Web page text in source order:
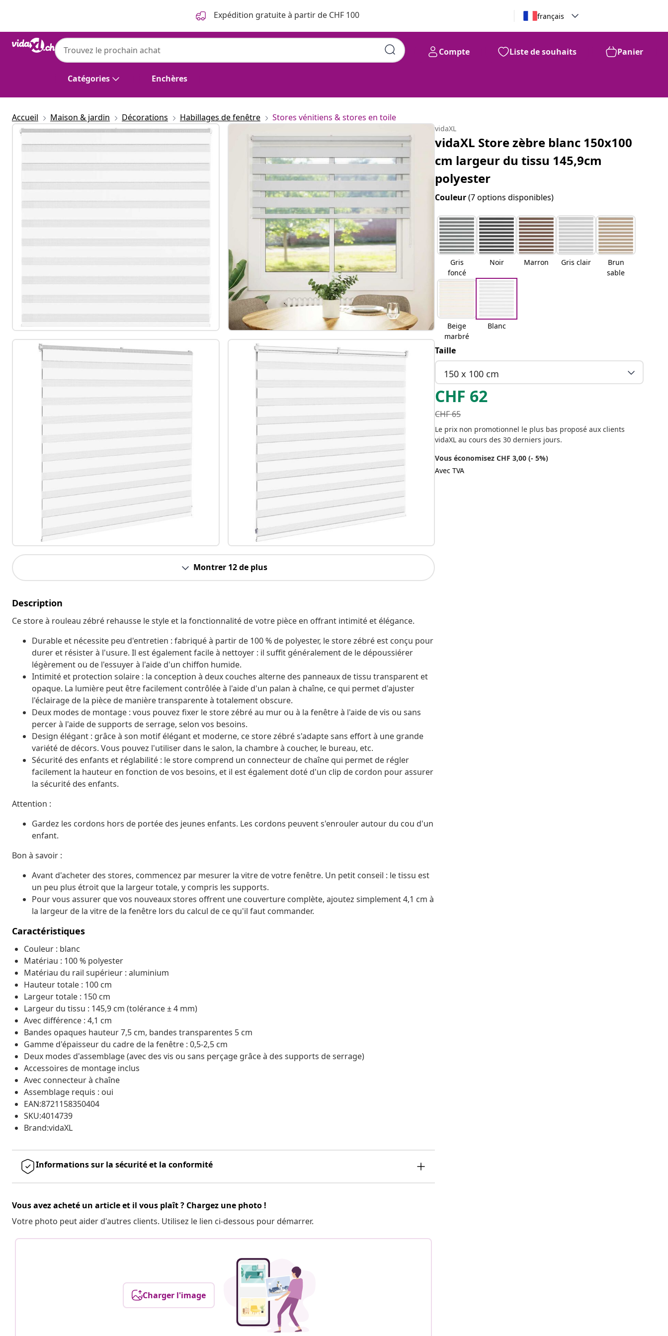
Expédition gratuite à partir de CHF 100 français
Catégories Enchères
Compte Liste de souhaits Panier
Accueil Maison & jardin Décorations Habillages de fenêtre Stores vénitiens & stores en toile
Montrer 12 de plus
Description
Ce store à rouleau zébré rehausse le style et la fonctionnalité de votre pièce en offrant intimité et élégance.
Durable et nécessite peu d'entretien : fabriqué à partir de 100 % de polyester, le store zébré est conçu pour
durer et résister à l'usure. Il est également facile à nettoyer : il suffit généralement de le dépoussiérer
légèrement ou de l'essuyer à l'aide d'un chiffon humide.
Intimité et protection solaire : la conception à deux couches alterne des panneaux de tissu transparent et
opaque. La lumière peut être facilement contrôlée à l'aide d'un palan à chaîne, ce qui permet d'ajuster
l'éclairage de la pièce de manière transparente à totalement obscure.
Deux modes de montage : vous pouvez fixer le store zébré au mur ou à la fenêtre à l'aide de vis ou sans
percer à l'aide de supports de serrage, selon vos besoins.
Design élégant : grâce à son motif élégant et moderne, ce store zébré s'adapte sans effort à une grande
variété de décors. Vous pouvez l'utiliser dans le salon, la chambre à coucher, le bureau, etc.
Sécurité des enfants et réglabilité : le store comprend un connecteur de chaîne qui permet de régler
facilement la hauteur en fonction de vos besoins, et il est également doté d'un clip de cordon pour assurer
la sécurité des enfants.
Attention :
Gardez les cordons hors de portée des jeunes enfants. Les cordons peuvent s'enrouler autour du cou d'un
enfant.
Bon à savoir :
Avant d'acheter des stores, commencez par mesurer la vitre de votre fenêtre. Un petit conseil : le tissu est
un peu plus étroit que la largeur totale, y compris les supports.
Pour vous assurer que vos nouveaux stores offrent une couverture complète, ajoutez simplement 4,1 cm à
la largeur de la vitre de la fenêtre lors du calcul de ce qu'il faut commander.
Caractéristiques
Couleur : blanc
Matériau : 100 % polyester
Matériau du rail supérieur : aluminium
Hauteur totale : 100 cm
Largeur totale : 150 cm
Largeur du tissu : 145,9 cm (tolérance ± 4 mm)
Avec différence : 4,1 cm
Bandes opaques hauteur 7,5 cm, bandes transparentes 5 cm
Gamme d'épaisseur du cadre de la fenêtre : 0,5-2,5 cm
Deux modes d'assemblage (avec des vis ou sans perçage grâce à des supports de serrage)
Accessoires de montage inclus
Avec connecteur à chaîne
Assemblage requis : oui
EAN:8721158350404
SKU:4014739
Brand:vidaXL
Informations sur la sécurité et la conformité
Vous avez acheté un article et il vous plaît ? Chargez une photo !
Votre photo peut aider d'autres clients. Utilisez le lien ci-dessous pour démarrer.
Charger l'image
vidaXL
vidaXL Store zèbre blanc 150x100
cm largeur du tissu 145,9cm
polyester
Couleur(7 options disponibles)
Gris
foncé
Noir Marron Gris clair
Brun
sable
Beige
marbré
Blanc
Taille
150 x 100 cm
CHF 62
CHF65
Le prix non promotionnel le plus bas proposé aux clients
vidaXL au cours des 30 derniers jours.
Vous économisez CHF 3,00 (- 5%)
Avec TVA